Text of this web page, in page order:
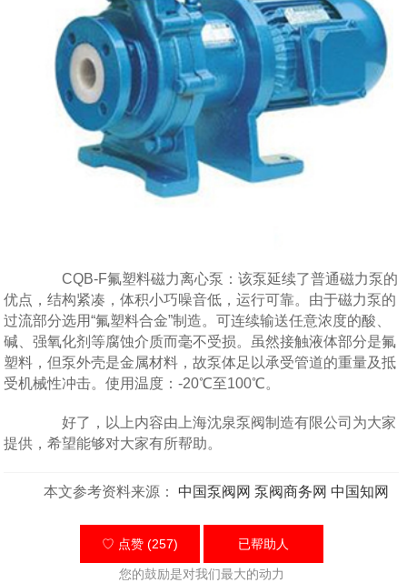
CQB-F氟塑料磁力离心泵：该泵延续了普通磁力泵的
优点，结构紧凑，体积小巧噪音低，运行可靠。由于磁力泵的
过流部分选用“氟塑料合金”制造。可连续输送任意浓度的酸、
碱、强氧化剂等腐蚀介质而毫不受损。虽然接触液体部分是氟
塑料，但泵外壳是金属材料，故泵体足以承受管道的重量及抵
受机械性冲击。使用温度：-20℃至100℃。
好了，以上内容由上海沈泉泵阀制造有限公司为大家
提供，希望能够对大家有所帮助。
本文参考资料来源： 中国泵阀网 泵阀商务网 中国知网
♡ 点赞 (257) 已帮助人
您的鼓励是对我们最大的动力